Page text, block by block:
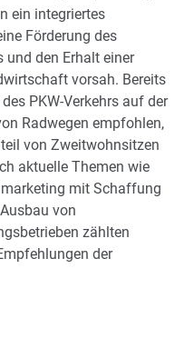
ein integriertes
Förderung des
den Erhalt einer
vorsah. Bereits
PKW-Verkehrs auf der
Radwegen empfohlen,
von Zweitwohnsitzen
aktuelle Themen wie
mit Schaffung
von
zählten
der